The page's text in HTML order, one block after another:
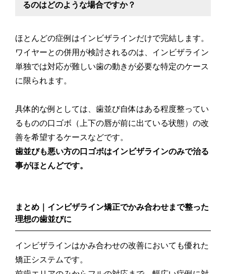
るのはどのような場合ですか？
ほとんどの症例はインビザラインだけで完結します。
ワイヤーとの併用が検討されるのは、インビザライン
単独では対応が難しい歯の動きが必要な特定のケース
に限られます。
具体的な例としては、歯並び自体はある程度整ってい
るものの口ゴボ（上下の唇が前に出ている状態）の改
善を希望するケースなどです。
歯並びも悪い方の口ゴボはインビザラインのみで治る
事がほとんどです。
まとめ｜インビザライン矯正でかみ合わせまで整った
理想の歯並びに
インビザラインはかみ合わせの改善においても優れた
矯正システムです。